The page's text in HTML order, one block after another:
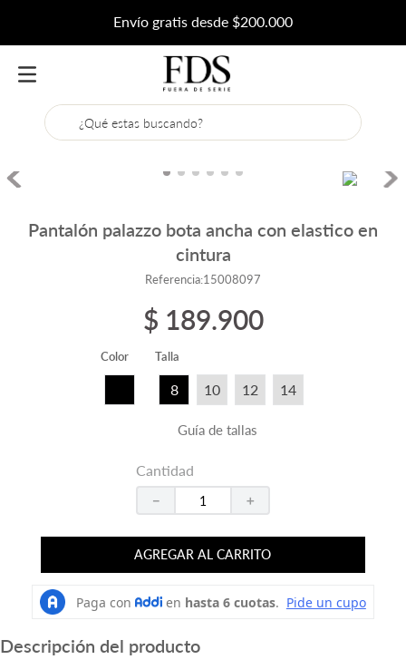
Envío gratis desde $200.000
¿Qué estas buscando?
Pantalón palazzo bota ancha con elastico en
cintura
Referencia:15008097
$ 189.900
Color Talla
8 10 12 14
Guía de tallas
Cantidad
＋
－
AGREGAR AL CARRITO
Descripción del producto